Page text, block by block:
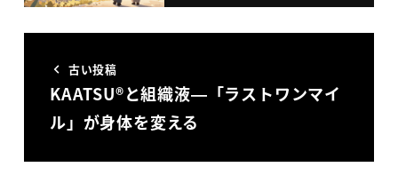
古い投稿
KAATSU®と組織液—「ラストワンマイ
ル」が身体を変える